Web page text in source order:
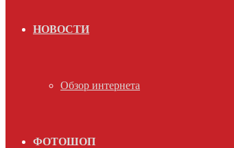
НОВОСТИ
Обзор интернета
ФОТОШОП